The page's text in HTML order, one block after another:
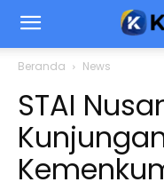
Beranda News
STAI